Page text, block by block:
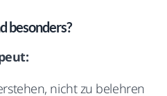
besonders?
nicht zu belehren